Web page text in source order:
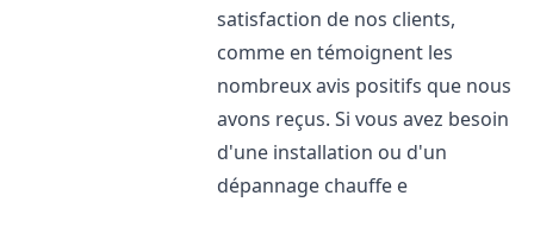
satisfaction de nos clients,
comme en témoignent les
nombreux avis positifs que nous
avons reçus. Si vous avez besoin
d'une installation ou d'un
dépannage chauffe e